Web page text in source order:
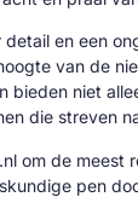
en een
van de
bieden niet
die streven
om de meest
pen